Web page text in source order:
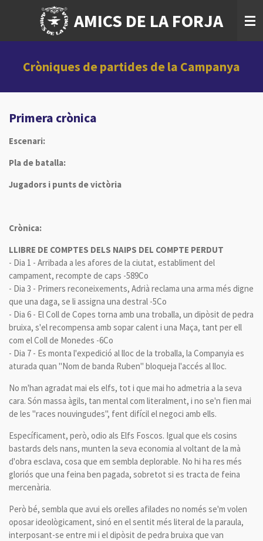
AMICS DE LA FORJA
Cròniques de partides de la Campanya
Primera crònica
Escenari:
Pla de batalla:
Jugadors i punts de victòria
Crònica:
LLIBRE DE COMPTES DELS NAIPS DEL COMPTE PERDUT
- Dia 1 - Arribada a les afores de la ciutat, establiment del
campament, recompte de caps -589Co
- Dia 3 - Primers reconeixements, Adrià reclama una arma més digne
que una daga, se li assigna una destral -5Co
- Dia 6 - El Coll de Copes torna amb una troballa, un dipòsit de pedra
bruixa, s'el recompensa amb sopar calent i una Maça, tant per ell
com el Coll de Monedes -6Co
- Dia 7 - Es monta l'expedició al lloc de la troballa, la Companyia es
aturada quan "Nom de banda Ruben" bloqueja l'accés al lloc.
No m'han agradat mai els elfs, tot i que mai ho admetria a la seva
cara. Són massa àgils, tan mental com literalment, i no se'n fien mai
de les "races nouvingudes", fent difícil el negoci amb ells.
Específicament, però, odio als Elfs Foscos. Igual que els cosins
bastards dels nans, munten la seva economia al voltant de la mà
d'obra esclava, cosa que em sembla deplorable. No hi ha res més
gloriós que una feina ben pagada, sobretot si es tracta de feina
mercenària.
Però bé, sembla que avui els orelles afilades no només se'm volen
oposar ideològicament, sinó en el sentit més literal de la paraula,
interposant-se entre mi i el dipòsit de pedra bruixa que van